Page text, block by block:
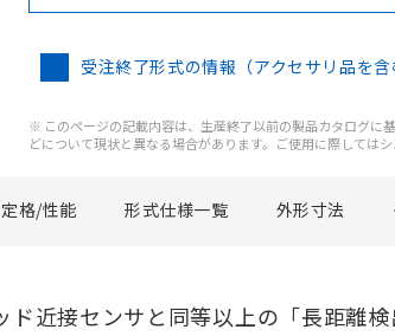
受注終了形式の情報（アクセサリ品を
※ このページの記載内容は、生産終了以前の製品カタログに
どについて現状と異なる場合があります。ご使用に際しては
定格/性能 形式仕様一覧 外形寸法
ド近接センサと同等以上の「長距離検